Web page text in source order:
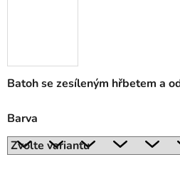
Batoh se zesíleným hřbetem a
Barva